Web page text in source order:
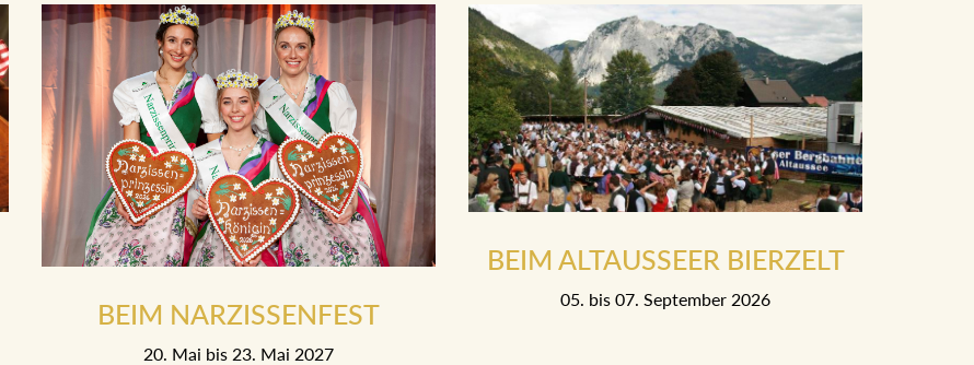
BEIM NARZISSENFEST
20. Mai bis 23. Mai 2027
BEIM ALTAUSSEER BIERZELT
05. bis 07. September 2026